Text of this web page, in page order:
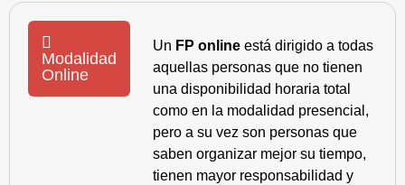
Modalidad
Online
Un FP online está dirigido a todas
aquellas personas que no tienen
una disponibilidad horaria total
como en la modalidad presencial,
pero a su vez son personas que
saben organizar mejor su tiempo,
tienen mayor responsabilidad y